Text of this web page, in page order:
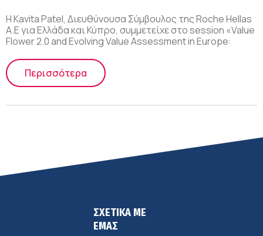
H Kavita Patel, Διευθύνουσα Σύμβουλος της Roche Hellas
Α.Ε για Ελλάδα και Κύπρο, συμμετείχε στο session «Value
Flower 2.0 and Evolving Value Assessment in Europe:
Περισσότερα
ΣΧΕΤΙΚΑ ΜΕ
ΕΜΑΣ